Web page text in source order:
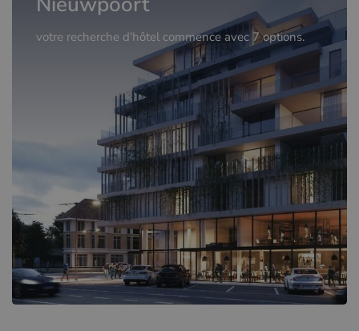
votre recherche d'hôtel commence avec 7 options.